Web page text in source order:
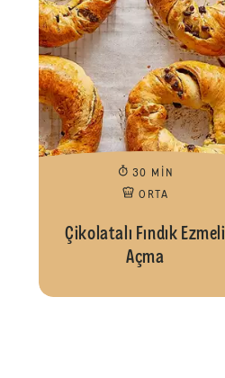
30 MIN
ORTA
Çikolatalı Fındık Ezmeli
Açma